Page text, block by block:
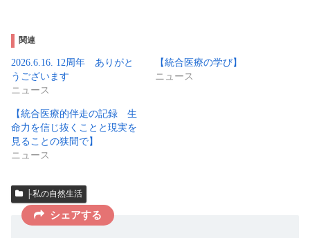
関連
2026.6.16. 12周年 ありがと
うございます
ニュース
【統合医療の学び】
ニュース
【統合医療的伴走の記録 生
命力を信じ抜くことと現実を
見ることの狭間で】
ニュース
├私の自然生活
シェアする